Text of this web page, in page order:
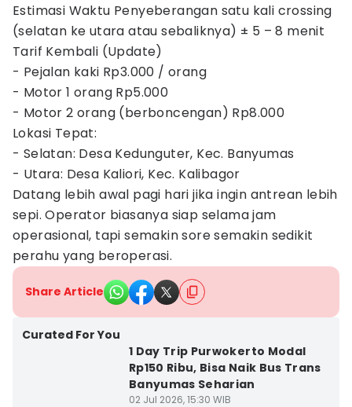
Estimasi Waktu Penyeberangan satu kali crossing
(selatan ke utara atau sebaliknya) ± 5 – 8 menit
Tarif Kembali (Update)
- Pejalan kaki Rp3.000 / orang
- Motor 1 orang Rp5.000
- Motor 2 orang (berboncengan) Rp8.000
Lokasi Tepat:
- Selatan: Desa Kedunguter, Kec. Banyumas
- Utara: Desa Kaliori, Kec. Kalibagor
Datang lebih awal pagi hari jika ingin antrean lebih
sepi. Operator biasanya siap selama jam
operasional, tapi semakin sore semakin sedikit
perahu yang beroperasi.
Share Article
Curated For You
1 Day Trip Purwokerto Modal
Rp150 Ribu, Bisa Naik Bus Trans
Banyumas Seharian
02 Jul 2026, 15:30 WIB